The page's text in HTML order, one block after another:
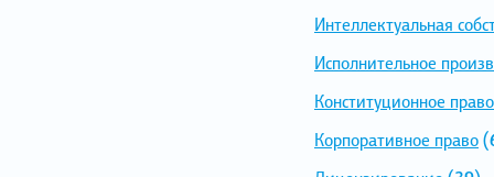
Интеллектуальная
Исполнительное
Конституционное право
Корпоративное право